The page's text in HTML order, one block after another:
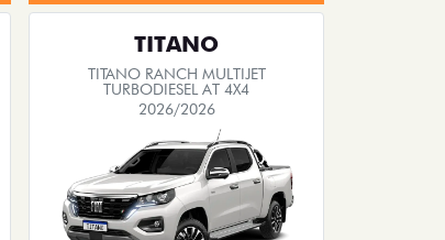
TITANO
TITANO RANCH MULTIJET
TURBODIESEL AT 4X4
2026/2026